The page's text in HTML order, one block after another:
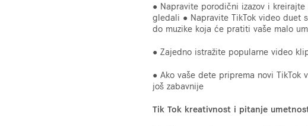
● Napravite porodični izazov i
gledali ● Napravite TikTok video duet
do muzike koja će pratiti vaše malo
● Zajedno istražite popularne video
● Ako vaše dete priprema novi
još zabavnije
Tik Tok kreativnost i pitanje